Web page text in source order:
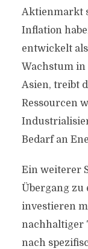
Aktienmarkt
Inflation
entwickelt
Wachstum
Asien, treibt
Ressourcen
Bedarf an
Ein weiterer
Übergang zu
investieren
nachhaltiger
nach